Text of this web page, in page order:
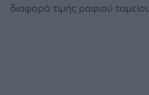
διαφορά τιμής ραφιού